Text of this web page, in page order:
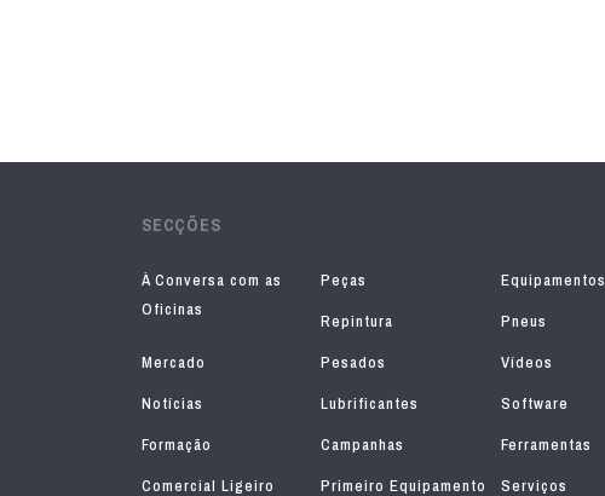
SECÇÕES
À Conversa com as
Oficinas
Peças
Equipamentos
Repintura
Pneus
Mercado
Pesados
Vídeos
Notícias
Lubrificantes
Software
Formação
Campanhas
Ferramentas
Comercial Ligeiro
Primeiro Equipamento Serviços